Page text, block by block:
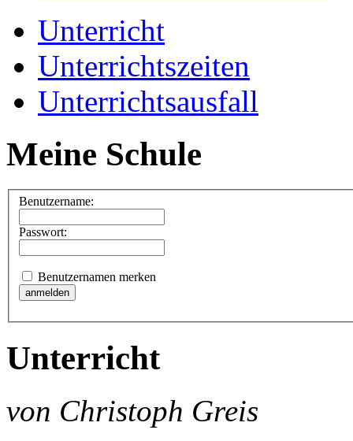
Unterricht
Unterrichtszeiten
Unterrichtsausfall
Meine Schule
Benutzername:
Passwort:
Benutzernamen merken
Unterricht
von Christoph Greis